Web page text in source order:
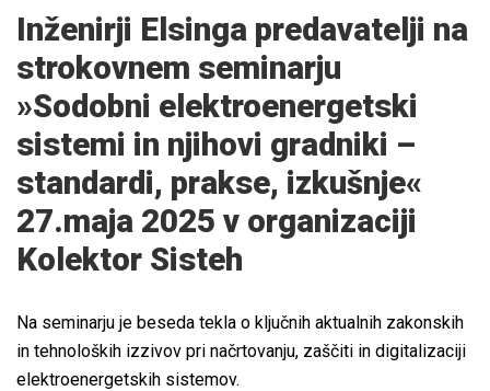
Inženirji Elsinga predavatelji na
strokovnem seminarju
»Sodobni elektroenergetski
sistemi in njihovi gradniki –
standardi, prakse, izkušnje«
27.maja 2025 v organizaciji
Kolektor Sisteh
Na seminarju je beseda tekla o ključnih aktualnih zakonskih
in tehnoloških izzivov pri načrtovanju, zaščiti in digitalizaciji
elektroenergetskih sistemov.